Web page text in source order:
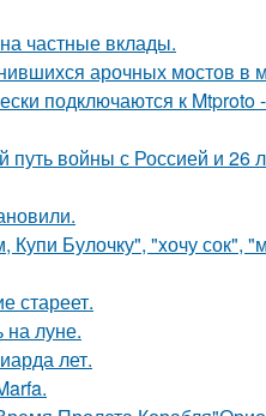
частные вклады.
арочных мостов в
подключаются к Mtproto
войны с Россией и 26
Булочку", "xочу сок",
стареет.
на луне.
лет.